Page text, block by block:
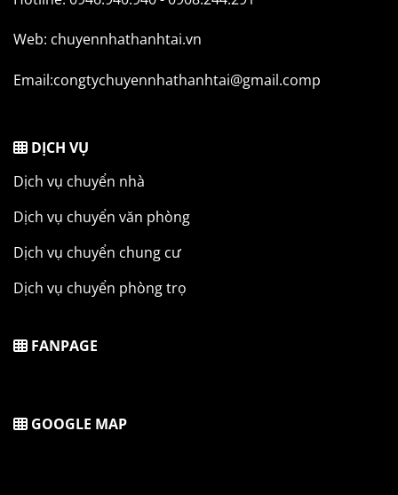
Web: chuyennhathanhtai.vn
Email:congtychuyennhathanhtai@gmail.comp
DỊCH VỤ
Dịch vụ chuyển nhà
Dịch vụ chuyển văn phòng
Dịch vụ chuyển chung cư
Dịch vụ chuyển phòng trọ
FANPAGE
GOOGLE MAP